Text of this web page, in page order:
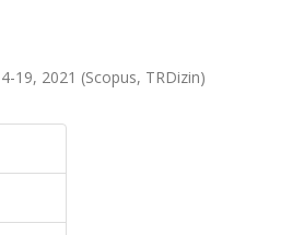
19, 2021 (Scopus, TRDizin)